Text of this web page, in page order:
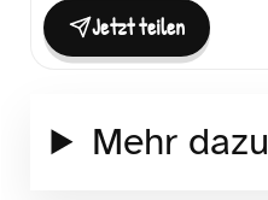
Ziel zum Teilen auswählen
Jetzt teilen
Mehr dazu